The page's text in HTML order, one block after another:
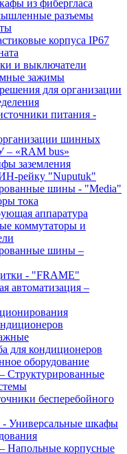
из фибергласа
разъемы
корпуса IP67
и выключатели
зажимы
для организации
питания -
шинных
– «RAM bus»
заземления
рейку "Nuputuk"
шины - "Media"
тока
аппаратура
коммутаторы и
шины –
- "FRAME"
автоматизация –
для кондиционеров
оборудование
Структурированные
бесперебойного
- Универсальные шкафы
Напольные корпусные